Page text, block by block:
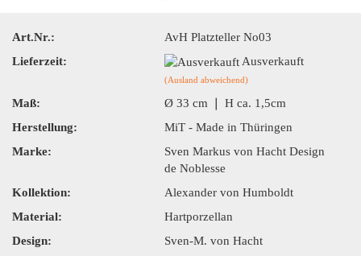
Art.Nr.:
AvH Platzteller No03
Lieferzeit:
Ausverkauft
(Ausland abweichend)
Maß:
Ø 33 cm ❘ H ca. 1,5cm
Herstellung:
MiT - Made in Thüringen
Marke:
Sven Markus von Hacht Design
de Noblesse
Kollektion:
Alexander von Humboldt
Material:
Hartporzellan
Design:
Sven-M. von Hacht